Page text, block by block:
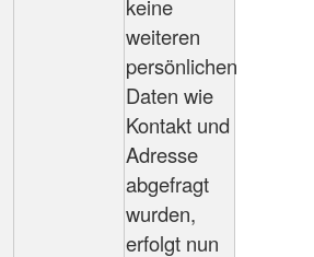
keine
weiteren
persönlichen
Daten wie
Kontakt und
Adresse
abgefragt
wurden,
erfolgt nun